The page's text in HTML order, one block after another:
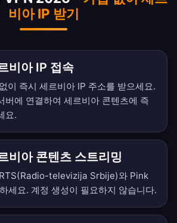
비아 IP 받기
비아 IP 접속
이 즉시 세르비아 IP 주소를 받으세요.
버에 연결하여 세르비아 콘텐츠에 즉
요.
비아 콘텐츠 스트리밍
televizija Srbije)와 Pink
세요. 계정 생성이 필요하지 않습니다.